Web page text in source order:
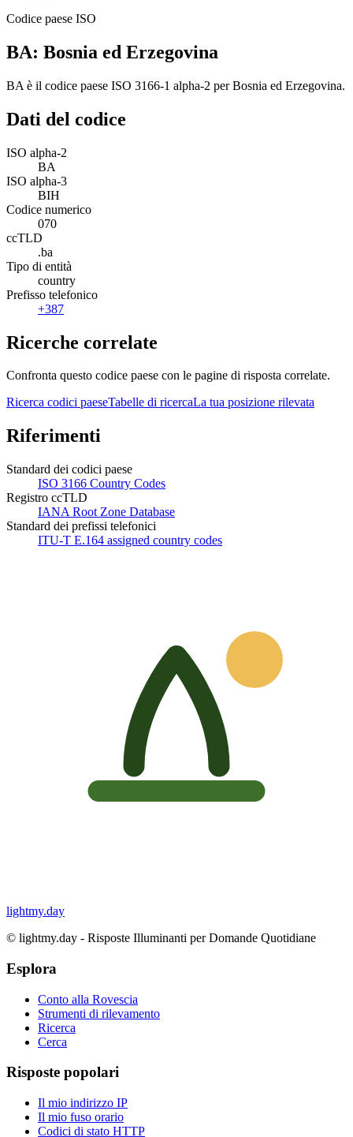
Codice paese ISO
BA: Bosnia ed Erzegovina
BA è il codice paese ISO 3166-1 alpha-2 per Bosnia ed Erzegovina.
Dati del codice
ISO alpha-2
BA
ISO alpha-3
BIH
Codice numerico
070
ccTLD
.ba
Tipo di entità
country
Prefisso telefonico
+387
Ricerche correlate
Confronta questo codice paese con le pagine di risposta correlate.
Ricerca codici paeseTabelle di ricercaLa tua posizione rilevata
Riferimenti
Standard dei codici paese
ISO 3166 Country Codes
Registro ccTLD
IANA Root Zone Database
Standard dei prefissi telefonici
ITU-T E.164 assigned country codes
lightmy.day
© lightmy.day - Risposte Illuminanti per Domande Quotidiane
Esplora
Conto alla Rovescia
Strumenti di rilevamento
Ricerca
Cerca
Risposte popolari
Il mio indirizzo IP
Il mio fuso orario
Codici di stato HTTP